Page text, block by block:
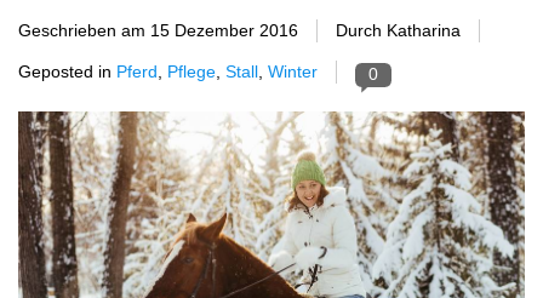
Geschrieben am 15 Dezember 2016 Durch Katharina
Geposted in Pferd Pflege Stall Winter 0